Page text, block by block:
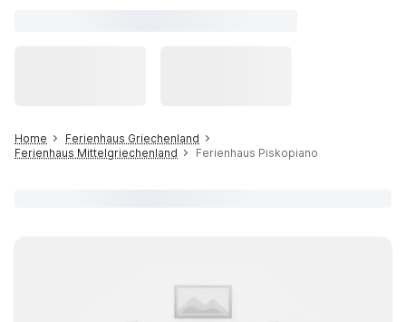
Home
Ferienhaus Griechenland
Ferienhaus Mittelgriechenland
Ferienhaus Piskopiano